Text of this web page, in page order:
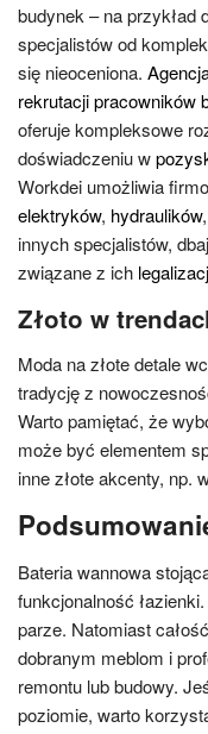
budynek – na przykład
specjalistów od
się nieoceniona.
rekrutacji pracowników
oferuje kompleksowe
doświadczeniu w
Workdei umożliwia
elektryków, hydraulików,
innych specjalistów,
związane z ich
Złoto w
Moda na złote detale
tradycję z
Warto pamiętać, że
może być elementem
inne złote akcenty, np.
Bateria wannowa
funkcjonalność
parze. Natomiast
dobranym meblom i
remontu lub budowy.
poziomie, warto